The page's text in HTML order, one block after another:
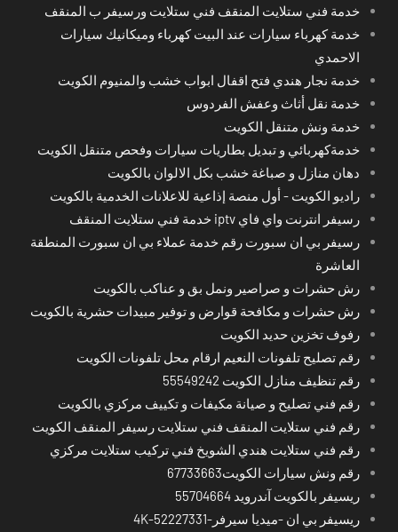
خدمة فني ستلايت المنقف فني ستلايت ورسيفر ب المنقف
خدمة كهرباء سيارات عند البيت كهرباء وميكانيك سيارات
الاحمدي
خدمة نجار هندي فتح اقفال ابواب خشب والمنيوم الكويت
خدمة نقل أثاث وعفش الفردوس
خدمة ونش متنقل الكويت
خدمةكهربائي و تبديل بطاريات سيارات وفحص متنقل الكويت
دهان منازل و صباغة خشب بكل الالوان بالكويت
راديو الكويت - أول منصة إذاعية للاعلانات الخدمية بالكويت
رسيفر انترنت واي فاي iptv خدمة فني ستلايت المنقف
رسيفر بي ان سبورت رقم خدمة عملاء بي ان سبورت المنطقة
العاشرة
رش حشرات و صراصير ونمل بق و عناكب بالكويت
رش حشرات و مكافحة قوارض و توفير مبيدات حشرية بالكويت
رفوف تخزين حديد الكويت
رقم تصليح تلفونات النعيم ارقام محل تلفونات الكويت
رقم تنظيف منازل الكويت 55549242
رقم فني تصليح و صيانة مكيفات و تكييف مركزي بالكويت
رقم فني ستلايت المنقف فني ستلايت رسيفر المنقف الكويت
رقم فني ستلايت هندي الشويخ فني تركيب ستلايت مركزي
رقم ونش سيارات الكويت67733663
ريسيفر بالكويت آندرويد 55704664
ريسيفر بي ان -ميديا سيرفر-4K-52227331